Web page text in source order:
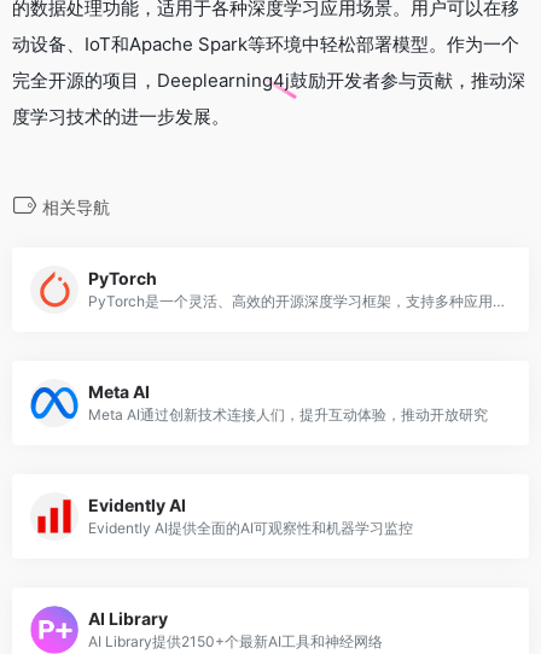
的数据处理功能，适用于各种深度学习应用场景。用户可以在移
动设备、IoT和Apache Spark等环境中轻松部署模型。作为一个
完全开源的项目，Deeplearning4j鼓励开发者参与贡献，推动深
度学习技术的进一步发展。
相关导航
PyTorch
PyTorch是一个灵活、高效的开源深度学习框架，支持多种应用场景
Meta AI
Meta AI通过创新技术连接人们，提升互动体验，推动开放研究
Evidently AI
Evidently AI提供全面的AI可观察性和机器学习监控
AI Library
AI Library提供2150+个最新AI工具和神经网络